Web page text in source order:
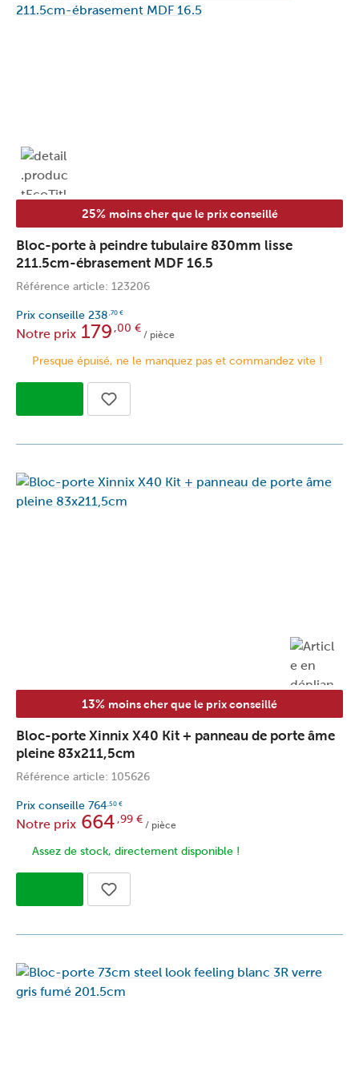
25% moins cher que le prix conseillé
Bloc-porte à peindre tubulaire 830mm lisse
211.5cm-ébrasement MDF 16.5
Référence article: 123206
Prix conseille 238 ,70 €
Notre prix 179 ,00 €
/ pièce
Presque épuisé, ne le manquez pas et commandez vite !
13% moins cher que le prix conseillé
Bloc-porte Xinnix X40 Kit + panneau de porte âme
pleine 83x211,5cm
Référence article: 105626
Prix conseille 764 ,50 €
Notre prix 664 ,99€
/ pièce
Assez de stock, directement disponible !